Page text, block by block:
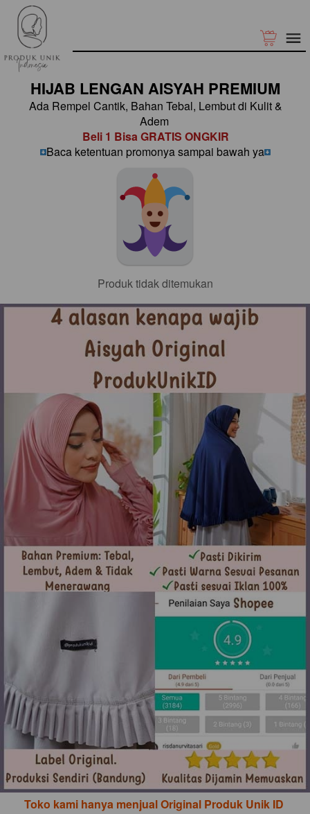
HIJAB LENGAN AISYAH PREMIUM
Ada Rempel Cantik, Bahan Tebal, Lembut di Kulit &
Adem
Beli 1 Bisa GRATIS ONGKIR
Baca ketentuan promonya sampai bawah ya
Produk tidak ditemukan
Toko kami hanya menjual Original Produk Unik ID